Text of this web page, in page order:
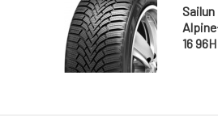
Sailun
16 96H